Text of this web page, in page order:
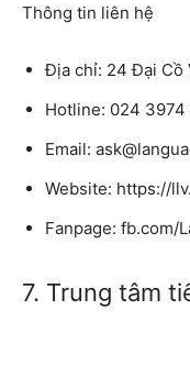
Thông tin liên hệ
Địa chỉ: 24 Đại Cồ
Hotline: 024
Email:
Website: https://
Fanpage: fb.com/
7. Trung tâm